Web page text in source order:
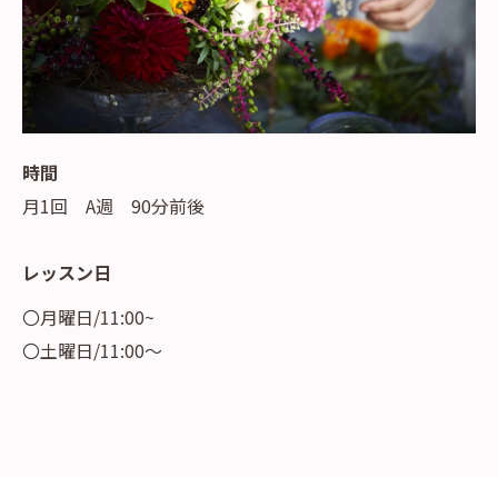
時間
月1回 A週 90分前後
レッスン日
〇月曜日/11:00~
〇土曜日/11:00～